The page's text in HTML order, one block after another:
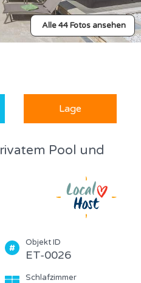
Alle 44 Fotos ansehen
Lage
Pool und
Objekt ID
ET-0026
Schlafzimmer